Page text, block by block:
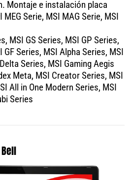
Montaje e instalación placa
Serie, MSI MAG Serie, MSI
MSI GS Series, MSI GP Series,
GF Series, MSI Alpha Series, MSI
Series, MSI Gaming Aegis
Meta, MSI Creator Series, MSI
All in One Modern Series, MSI
Series